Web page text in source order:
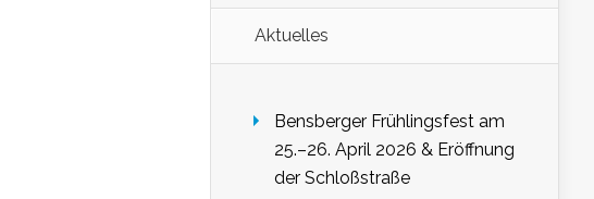
Aktuelles
Bensberger Frühlingsfest am
25.–26. April 2026 & Eröffnung
der Schloßstraße